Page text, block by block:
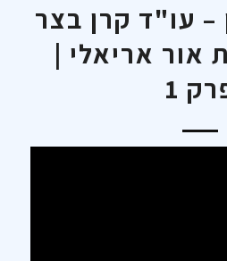
– עו"ד קרן בצר
אריאלי |
1